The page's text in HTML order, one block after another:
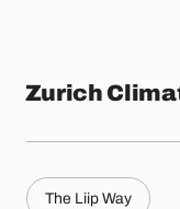
Zurich
The Liip Way